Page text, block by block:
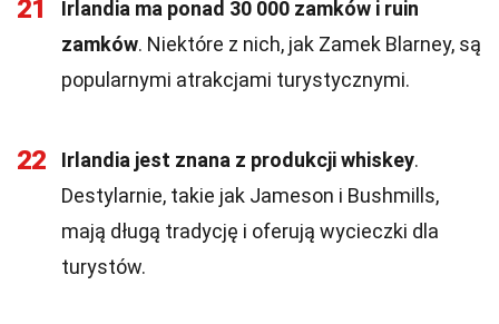
21
Irlandia ma ponad 30 000 zamków i ruin
zamków. Niektóre z nich, jak Zamek Blarney, są
popularnymi atrakcjami turystycznymi.
22 Irlandia jest znana z produkcji whiskey.
Destylarnie, takie jak Jameson i Bushmills,
mają długą tradycję i oferują wycieczki dla
turystów.